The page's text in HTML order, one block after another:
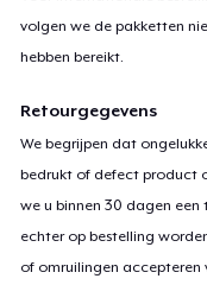
volgen we de pakketten
hebben bereikt.
Retourgegevens
We begrijpen dat
bedrukt of defect product
we u binnen 30 dagen
echter op bestelling
of omruilingen accepteren
Essential Tee